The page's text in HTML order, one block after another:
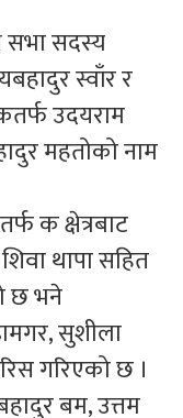
सभा सदस्य
स्वाँर र
उदयराम
महतोको नाम
क क्षेत्रबाट
थापा सहित
छ भने
सुशीला
गरिएको छ ।
बम, उत्तम